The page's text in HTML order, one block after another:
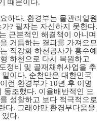
때문이다.
하다. 환경부는 물관리일원
? 필자는 자신하지 못한다.
근본적인 해결책이 아니며
거듭하는 결과를 가져오므
직강화 하천공사가 홍수예
하천으로 다시 복원하고
정비 및 골재채취사업을 추
이다. 순천만은 대한민국
런 환경부가 10년 후 이명
동조했다. 이율배반적인 모
성찰하고 보다 적극적으로
다. 그래야만 환경부다움을
있다.